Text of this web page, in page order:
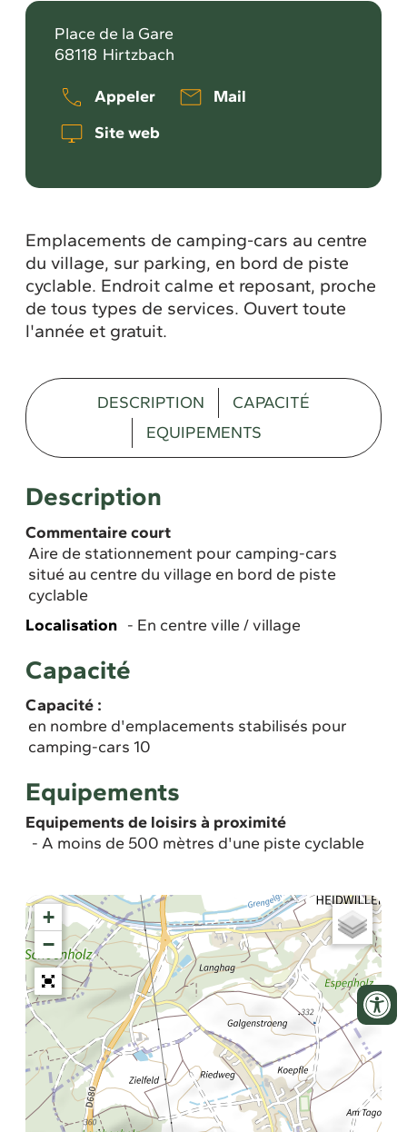
Place de la Gare
68118 Hirtzbach
Appeler
Mail
Site web
Emplacements de camping-cars au centre
du village, sur parking, en bord de piste
cyclable. Endroit calme et reposant, proche
de tous types de services. Ouvert toute
l'année et gratuit.
DESCRIPTION
CAPACITÉ
EQUIPEMENTS
Description
Commentaire court
Aire de stationnement pour camping-cars
situé au centre du village en bord de piste
cyclable
Localisation
En centre ville / village
Capacité
Capacité :
en nombre d'emplacements stabilisés pour
camping-cars 10
Equipements
Equipements de loisirs à proximité
A moins de 500 mètres d'une piste cyclable
+
−